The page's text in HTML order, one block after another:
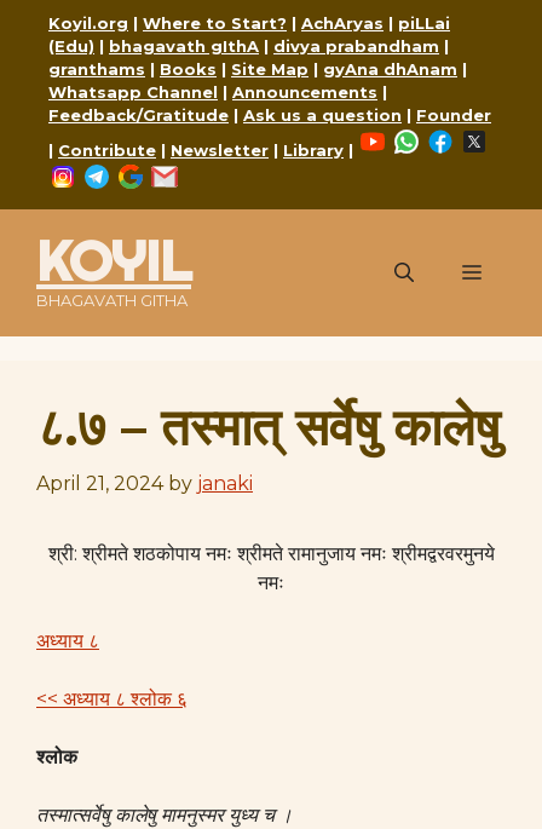
content
Koyil.org | Where to Start? | AchAryas | piLLai
(Edu) | bhagavath gIthA | divya prabandham |
granthams | Books | Site Map | gyAna dhAnam |
Whatsapp Channel | Announcements |
Feedback/Gratitude | Ask us a question | Founder
| Contribute | Newsletter | Library |
YouTubeWhatsApp
Facebook
Instagram
Telegram
Google
KOYIL
BHAGAVATH GITHA
Menu
८.७ – तस्मात् सर्वेषु कालेषु
April 21, 2024 by janaki
श्री: श्रीमते शठकोपाय नमः श्रीमते रामानुजाय नमः श्रीमद्वरवरमुनये
नमः
अध्याय ८
<< अध्याय ८ श्लोक ६
श्लोक
तस्मात्सर्वेषु कालेषु मामनुस्मर युध्य च ।